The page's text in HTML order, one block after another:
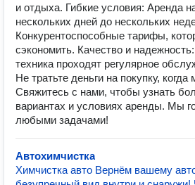
и отдыха. Гибкие условия: Аренда
нескольких дней до нескольких
Конкурентоспособные тарифы,
сэкономить. Качество и
техника проходят регулярное
Не тратьте деньги на покупку,
Свяжитесь с нами, чтобы узнать
вариантах и условиях аренды. Мы
любыми задачами!
Автохимчистка
Химчистка авто Вернём вашему